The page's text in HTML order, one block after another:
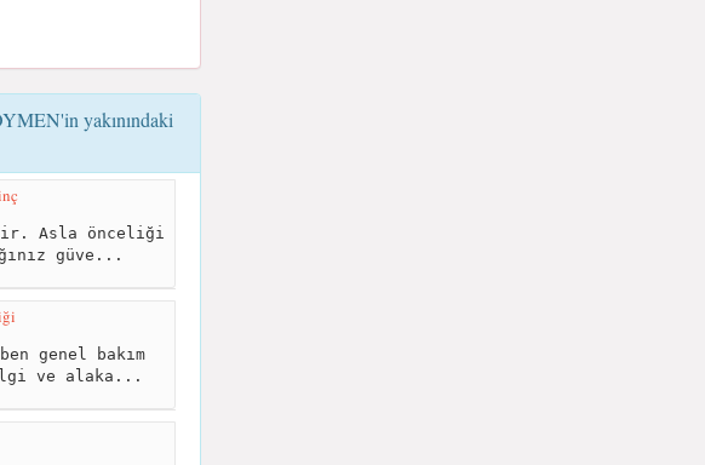
yakınındaki
Asla önceliği
güve...
genel bakım
ilgi ve alaka...